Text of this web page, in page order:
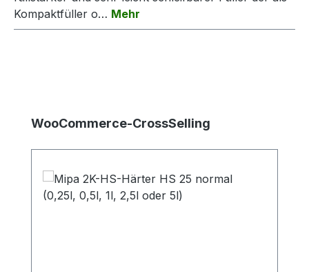
Kompaktfüller o… Mehr
Produktgalerie überspringen
WooCommerce-CrossSelling